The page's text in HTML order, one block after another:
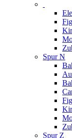
Spur N
Spur Z